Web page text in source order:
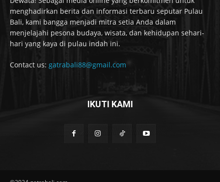
menghadirkan berita dan informasi terbaru seputar Pulau
Bali, kami bangga menjadi mitra setia Anda dalam
menjelajahi pesona budaya, wisata, dan kehidupan sehari-
hari yang kaya di pulau indah ini.
Contact us: gatrabali88@gmail.com
IKUTI KAMI